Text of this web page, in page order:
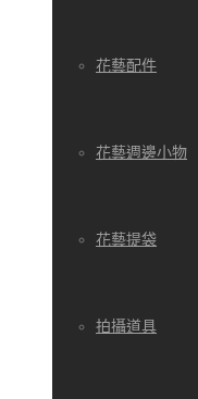
花藝配件
花藝週邊小物
花藝提袋
拍攝道具